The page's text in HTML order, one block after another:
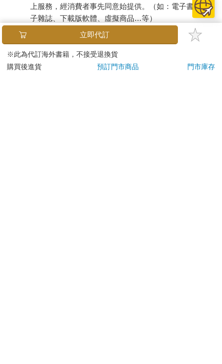
上服務，經消費者事先同意始提供。（如：電子書、電
子雜誌、下載版軟體、虛擬商品…等）
已拆封之個人衛生用品。（如：內衣褲、刮鬍刀、除毛
若非上列種類商品，均享有到貨7天的猶豫期（含例假
日）。
立即代訂
※此為代訂海外書籍，不接受退換貨
購買後進貨
預訂門市商品 門市庫存